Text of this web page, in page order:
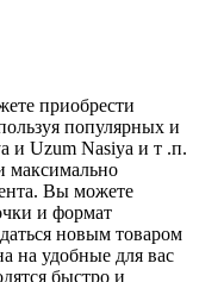
приобрести
популярных и
и Uzum Nasiya и т .п.
максимально
Вы можете
и формат
новым товаром
на удобные для вас
быстро и